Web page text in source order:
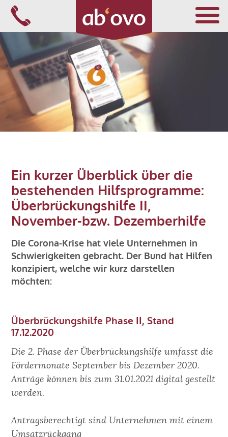
überspringen
FÜR ÄRZTE
FÜR ALLE
ÜBER ABOVO
KONTAKT
Impressum
Ein kurzer Überblick über die
bestehenden Hilfsprogramme:
Überbrückungshilfe II,
November-bzw. Dezemberhilfe
Die Corona-Krise hat viele Unternehmen in
Schwierigkeiten gebracht. Der Bund hat Hilfen
konzipiert, welche wir kurz darstellen
möchten:
Überbrückungshilfe Phase II, Stand
17.12.2020
Die 2. Phase der Überbrückungshilfe umfasst die
Fördermonate September bis Dezember 2020.
Anträge können bis zum 31.01.2021 digital gestellt
werden.
Antragsberechtigt sind Unternehmen mit einem
Umsatzrückgang